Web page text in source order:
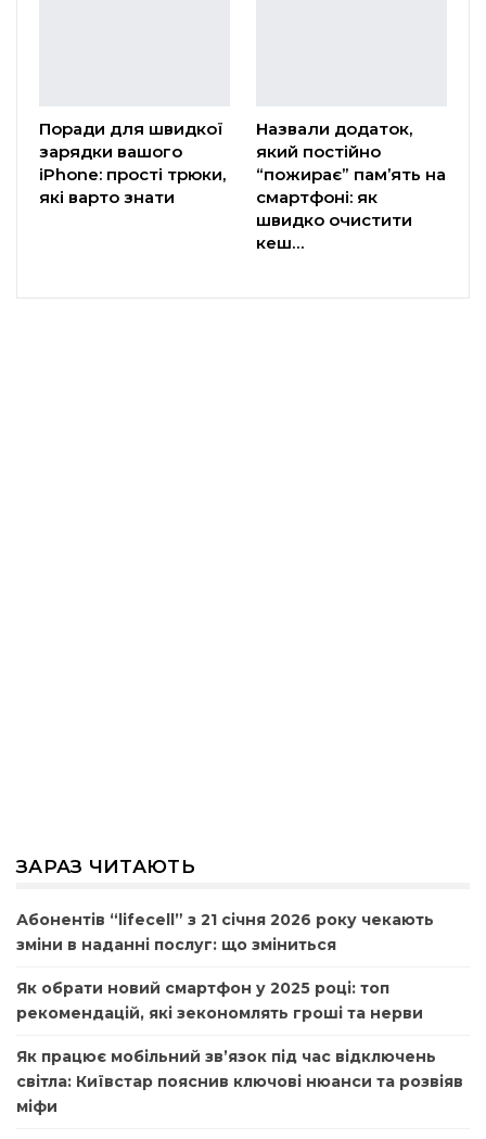
Поради для швидкої
зарядки вашого
iPhone: прості трюки,
які варто знати
Назвали додаток,
який постійно
“пожирає” пам’ять на
смартфоні: як
швидко очистити
кеш…
ЗАРАЗ ЧИТАЮТЬ
Абонентів “lifecell” з 21 січня 2026 року чекають
зміни в наданні послуг: що зміниться
Як обрати новий смартфон у 2025 році: топ
рекомендацій, які зекономлять гроші та нерви
Як працює мобільний зв’язок під час відключень
світла: Київстар пояснив ключові нюанси та розвіяв
міфи